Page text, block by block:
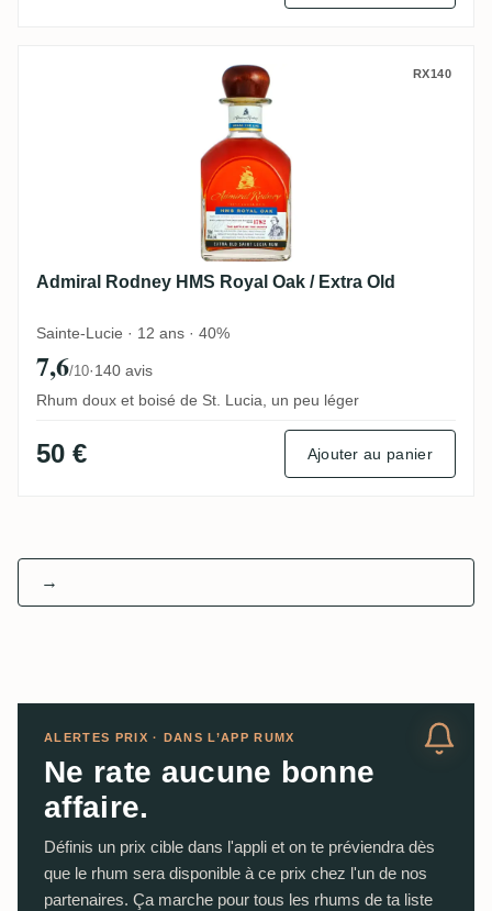
Admiral Rodney HMS Royal Oak / Extra
RX140
Admiral Rodney HMS Royal Oak / Extra Old
Sainte-Lucie · 12 ans · 40%
7,6/10·140 avis
Rhum doux et boisé de St. Lucia, un peu léger
50 € Ajouter au panier
→
ALERTES PRIX · DANS L’APP RUMX
Ne rate aucune bonne
affaire.
Définis un prix cible dans l'appli et on te préviendra dès
que le rhum sera disponible à ce prix chez l'un de nos
partenaires. Ça marche pour tous les rhums de ta liste